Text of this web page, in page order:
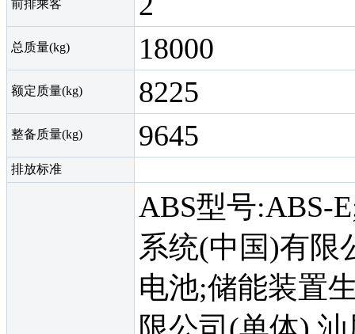
前排乘客
总质量(kg) 18000
额定质量(kg) 8225
整备质量(kg) 9645
排放标准
ABS型号:ABS-
系统(中国)有限
电池;储能装置